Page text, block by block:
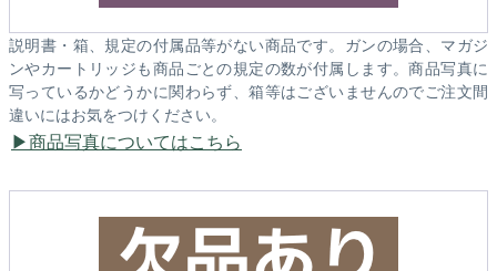
説明書・箱、規定の付属品等がない商品です。ガンの場合、マガジ
ンやカートリッジも商品ごとの規定の数が付属します。商品写真に
写っているかどうかに関わらず、箱等はございませんのでご注文間
違いにはお気をつけください。
商品写真についてはこちら